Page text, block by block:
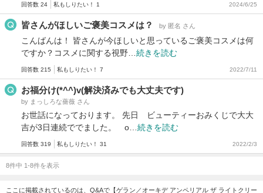
回答数 24 私もしりたい！ 1 2024/6/25
皆さんがほしいご褒美コスメは？ by 匿名 さん
こんばんは！ 皆さんが今ほしいと思っているご褒美コスメは何
ですか？コスメに関する視野… 続きを読む
回答数 215 私もしりたい！ 7 2022/7/11
お福分け(*^^)v(解決済みでも大丈夫です)
by まっしろな薔薇 さん
お世話になっております。 先日 ビューティーおみくじで大大
吉が3日連続ででました。 o… 続きを読む
回答数 319 私もしりたい！ 31 2022/2/3
8件中 1-8件を表示
ここに掲載されているのは、Q&Aで【ゲラン／オーキデ アンペリアル ザ ライトクリー